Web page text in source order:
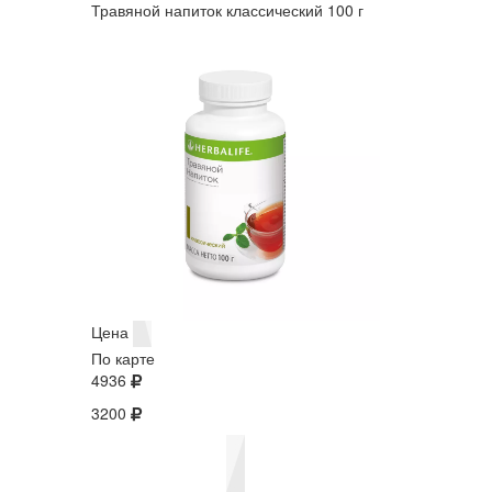
Травяной напиток классический 100 г
Цена
По карте
4936
3200